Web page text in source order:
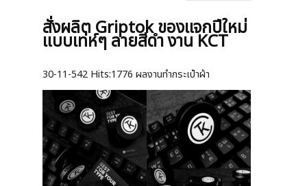
สั่งผลิต Griptok ของแจกปีใหม่
แบบเท่ห์ๆ ลายสีดำ งาน KCT
30-11-542 Hits:1776 ผลงานทำกระเป๋าผ้า